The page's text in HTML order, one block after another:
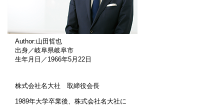
Author:山田哲也
出身／岐阜県岐阜市
生年月日／1966年5月22日
株式会社名大社 取締役会長
1989年大学卒業後、株式会社名大社に